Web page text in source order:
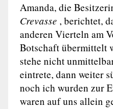
Amanda, die
Crevasse , berichtet,
anderen Vierteln am
Botschaft übermittelt
stehe nicht
eintrete, dann weiter
noch ich wurden zur
waren auf uns allein